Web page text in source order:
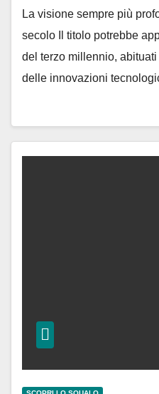
La visione sempre più
secolo Il titolo potrebbe
del terzo millennio,
delle innovazioni